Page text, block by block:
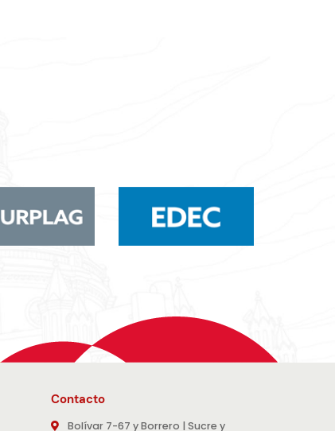
Contacto
Bolívar 7-67 y Borrero | Sucre y